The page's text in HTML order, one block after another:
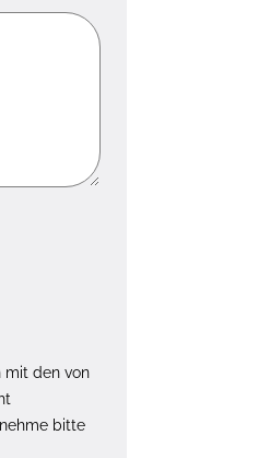
mit den von
bitte